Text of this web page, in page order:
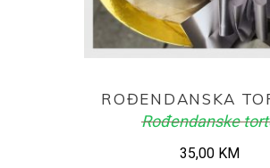
ROĐENDANSKA
Rođendanske
35,00 KM